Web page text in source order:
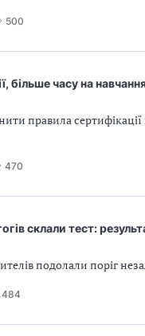
500
більше часу на
правила сертифікації
470
склали тест:
подолали поріг
484